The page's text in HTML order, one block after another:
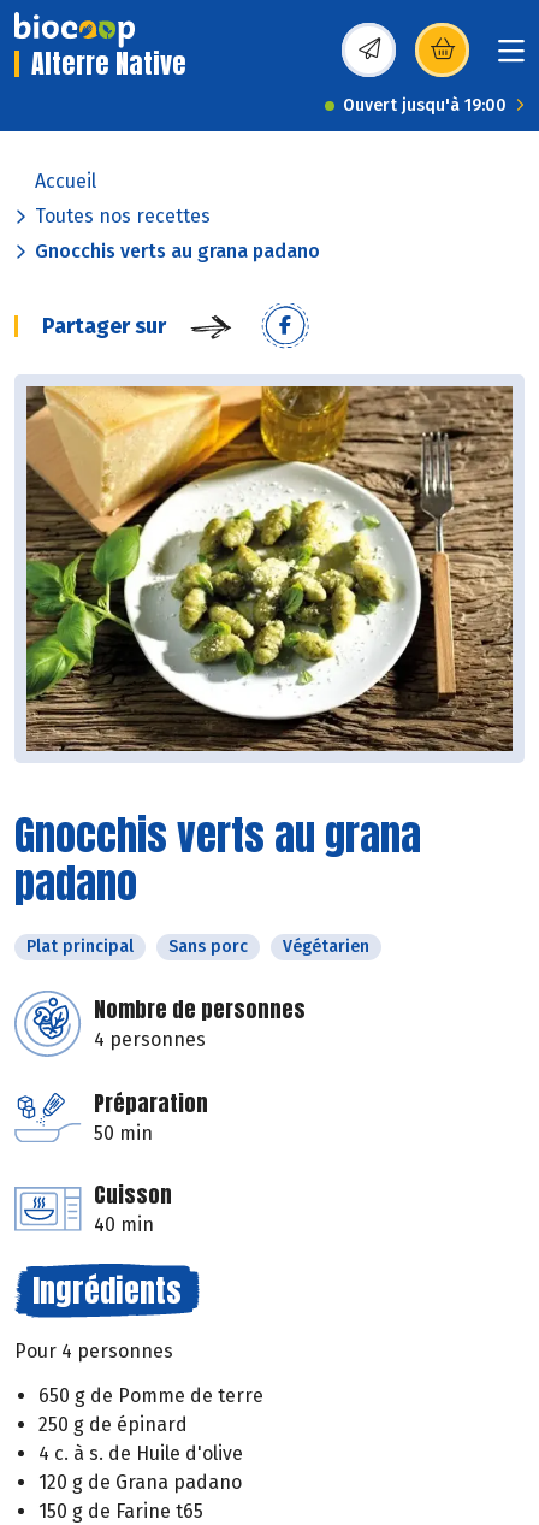
Alterre Native (s’ouvre dans une
Ouvert jusqu'à 19:00
Accueil
Toutes nos recettes
Gnocchis verts au grana padano
Partager sur
Gnocchis verts au grana
padano
Plat principal Sans porc Végétarien
Nombre de personnes
4 personnes
Préparation
50 min
Cuisson
40 min
Ingrédients
Pour 4 personnes
650 g de Pomme de terre
250 g de épinard
4 c. à s. de Huile d'olive
120 g de Grana padano
150 g de Farine t65